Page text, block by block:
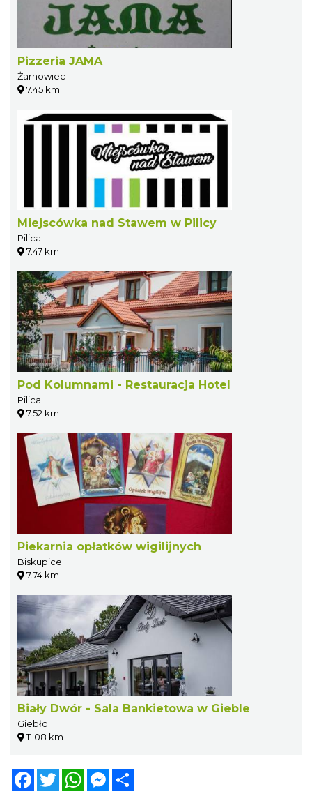
Pizzeria JAMA
Żarnowiec
7.45 km
Miejscówka nad Stawem w Pilicy
Pilica
7.47 km
Pod Kolumnami - Restauracja Hotel
Pilica
7.52 km
Piekarnia opłatków wigilijnych
Biskupice
7.74 km
Biały Dwór - Sala Bankietowa w Gieble
Giebło
11.08 km
FacebookTwitterWhatsAppMessenger